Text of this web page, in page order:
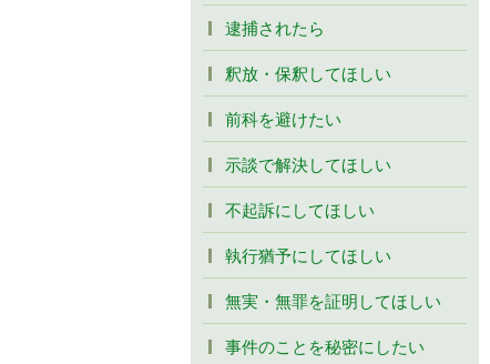
逮捕されたら
釈放・保釈してほしい
前科を避けたい
示談で解決してほしい
不起訴にしてほしい
執行猶予にしてほしい
無実・無罪を証明してほしい
事件のことを秘密にしたい